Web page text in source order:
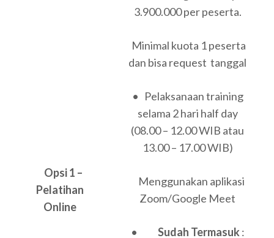
Opsi 1 –
Pelatihan
Online
3.900.000 per peserta.
Minimal kuota 1 peserta
dan bisa request tanggal
• Pelaksanaan training
selama 2 hari half day
(08.00 – 12.00 WIB atau
13.00 – 17.00 WIB)
Menggunakan aplikasi
Zoom/Google Meet
• Sudah Termasuk :